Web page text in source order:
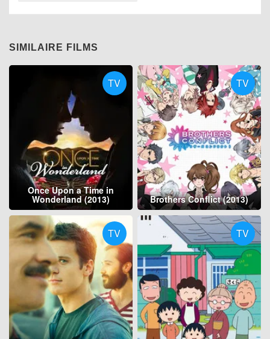
SIMILAIRE FILMS
TV
Once Upon a Time in
Wonderland (2013)
TV
Brothers Conflict (2013)
TV TV